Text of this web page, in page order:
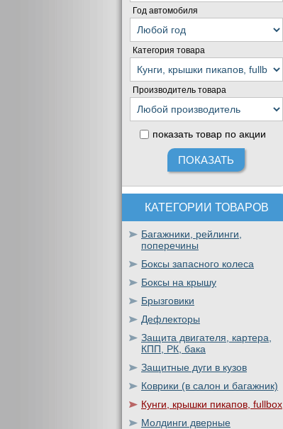
Год автомобиля
Категория товара
Производитель товара
показать товар по акции
КАТЕГОРИИ ТОВАРОВ
Багажники, рейлинги,
поперечины
Боксы запасного колеса
Боксы на крышу
Брызговики
Дефлекторы
Защита двигателя, картера,
КПП, РК, бака
Защитные дуги в кузов
Коврики (в салон и багажник)
Кунги, крышки пикапов, fullbox
Молдинги дверные